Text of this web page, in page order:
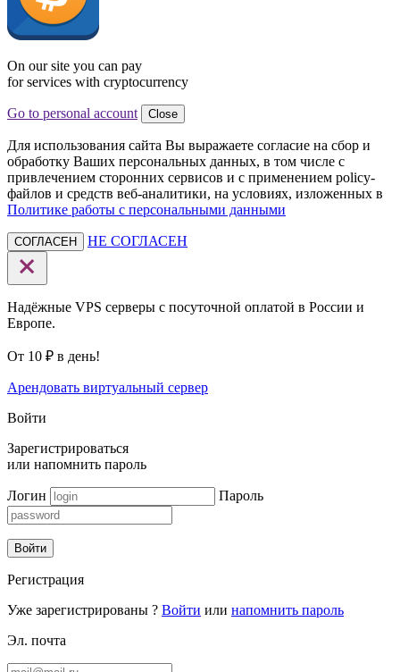
On our site you can pay
for services with cryptocurrency
Go to personal account Close
Для использования сайта Вы выражаете согласие на сбор и
обработку Ваших персональных данных, в том числе с
привлечением сторонних сервисов и с применением policy-
файлов и средств веб-аналитики, на условиях, изложенных в
Политике работы с персональными данными
СОГЛАСЕН НЕ СОГЛАСЕН
Надёжные VPS серверы с посуточной оплатой в России и
Европе.
От 10 ₽ в день!
Арендовать виртуальный сервер
Войти
Зарегистрироваться
или напомнить пароль
Логин Пароль
Войти
Регистрация
Уже зарегистрированы ? Войти или напомнить пароль
Эл. почта